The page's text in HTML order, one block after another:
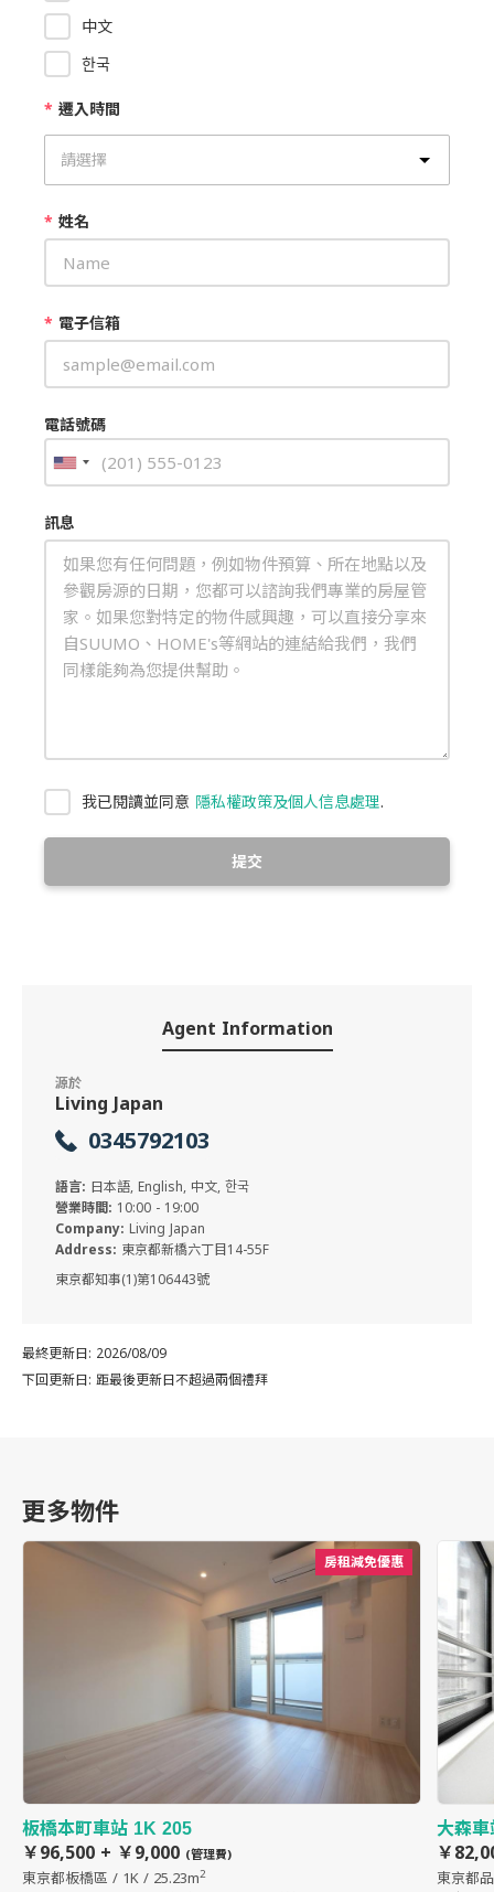
中文
한국
* 遷入時間
* 姓名
* 電子信箱
電話號碼
訊息
我已閱讀並同意 隱私權政策及個人信息處理.
提交
Agent Information
源於
Living Japan
0345792103
語言: 日本語, English, 中文, 한국
營業時間: 10:00 - 19:00
Company: Living Japan
Address: 東京都新橋六丁目14-55F
東京都知事(1)第106443號
最終更新日: 2026/08/09
下回更新日: 距最後更新日不超過兩個禮拜
更多物件
房租減免優惠
板橋本町車站 1K 205
￥96,500 + ￥9,000 (管理費)
東京都板橋區 / 1K / 25.23m2
大森
￥
東京都